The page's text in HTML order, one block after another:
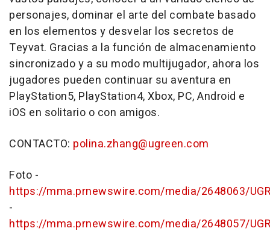
personajes, dominar el arte del combate basado
en los elementos y desvelar los secretos de
Teyvat. Gracias a la función de almacenamiento
sincronizado y a su modo multijugador, ahora los
jugadores pueden continuar su aventura en
PlayStation5, PlayStation4, Xbox, PC, Android e
iOS en solitario o con amigos.
CONTACTO: polina.zhang@ugreen.com
Foto -
https://mma.prnewswire.com/media/2648063/
-
https://mma.prnewswire.com/media/2648057/